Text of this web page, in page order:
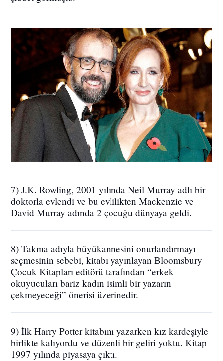
7) J.K. Rowling, 2001 yılında Neil Murray adlı bir
doktorla evlendi ve bu evlilikten Mackenzie ve
David Murray adında 2 çocuğu dünyaya geldi.
8) Takma adıyla büyükannesini onurlandırmayı
seçmesinin sebebi, kitabı yayınlayan Bloomsbury
Çocuk Kitapları editörü tarafından “erkek
okuyucuları bariz kadın isimli bir yazarın
çekmeyeceği” önerisi üzerinedir.
9) İlk Harry Potter kitabını yazarken kız kardeşiyle
birlikte kalıyordu ve düzenli bir geliri yoktu. Kitap
1997 yılında piyasaya çıktı.